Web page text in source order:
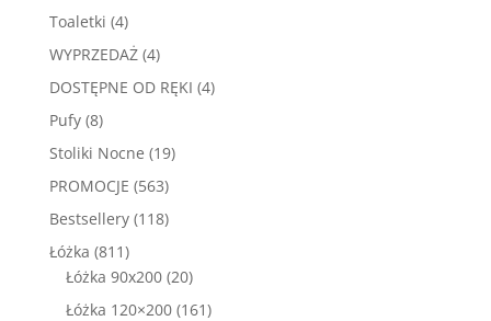
produktów
Toaletki 44
produkty
WYPRZEDAŻ 44
produkty
DOSTĘPNE OD RĘKI 44
Pufy 88
produktów
Stoliki Nocne 1919
PROMOCJE 563563
produkty
Bestsellery 118118
Łóżka 811811
produktów
Łóżka 90x200 2020
produktów
Łóżka 120×200 161161